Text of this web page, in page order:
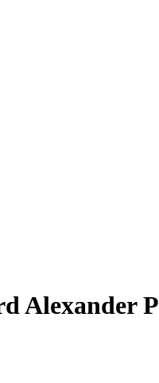
Alexander